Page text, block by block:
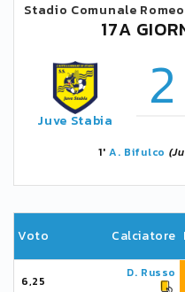
Stadio Comunale
17A
Juve Stabia 2
1' A. Bifulco
Voto Calciatore
6,25
D. Russo